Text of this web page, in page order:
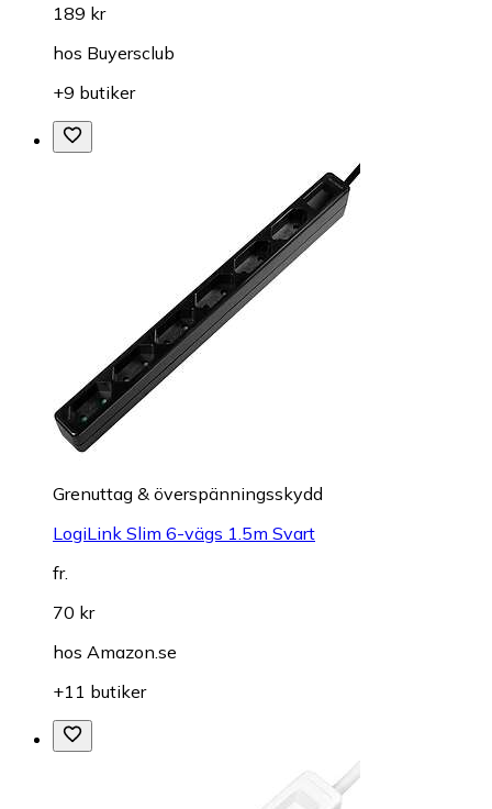
189 kr
hos Buyersclub
+9 butiker
Grenuttag & överspänningsskydd
LogiLink Slim 6-vägs 1.5m Svart
fr.
70 kr
hos Amazon.se
+11 butiker